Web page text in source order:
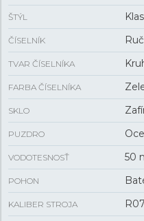
ŠTÝL
ČÍSELNÍK
TVAR ČÍSELNÍKA
FARBA ČÍSELNÍKA
SKLO
PUZDRO
VODOTESNOSŤ 50
POHON
KALIBER STROJA